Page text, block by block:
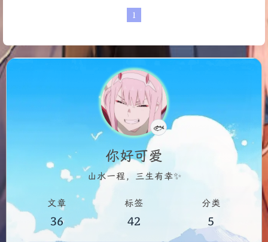
1
🐟认真摸鱼中
你好可爱
山水一程，三生有幸✨
文章
36
标签
42
分类
5